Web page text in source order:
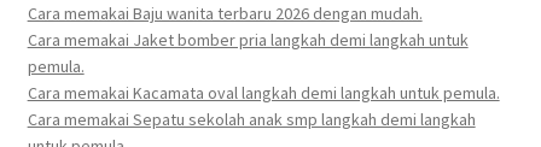
Cara memakai Baju wanita terbaru 2026 dengan mudah.
Cara memakai Jaket bomber pria langkah demi langkah untuk
pemula.
Cara memakai Kacamata oval langkah demi langkah untuk pemula.
Cara memakai Sepatu sekolah anak smp langkah demi langkah